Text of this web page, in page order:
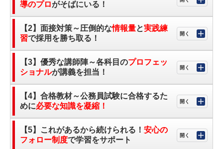
導のプロがそばにいる！
【2】面接対策～圧倒的な情報量と実践練
習で採用を勝ち取る！
【3】優秀な講師陣～各科目のプロフェッ
ショナルが講義を担当！
【4】合格教材～公務員試験に合格するた
めに必要な知識を凝縮！
【5】これがあるから続けられる！ 安心の
フォロー制度で学習をサポート